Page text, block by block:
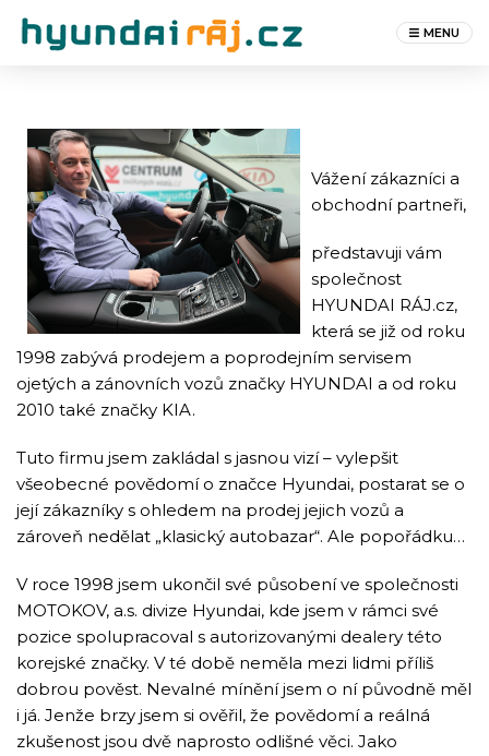
MENU
Vážení zákazníci a
obchodní partneři,
představuji vám
společnost
HYUNDAI RÁJ.cz,
která se již od roku
1998 zabývá prodejem a poprodejním servisem
ojetých a zánovních vozů značky HYUNDAI a od roku
2010 také značky KIA.
Tuto firmu jsem zakládal s jasnou vizí – vylepšit
všeobecné povědomí o značce Hyundai, postarat se o
její zákazníky s ohledem na prodej jejich vozů a
zároveň nedělat „klasický autobazar“. Ale popořádku…
V roce 1998 jsem ukončil své působení ve společnosti
MOTOKOV, a.s. divize Hyundai, kde jsem v rámci své
pozice spolupracoval s autorizovanými dealery této
korejské značky. V té době neměla mezi lidmi příliš
dobrou pověst. Nevalné mínění jsem o ní původně měl
i já. Jenže brzy jsem si ověřil, že povědomí a reálná
zkušenost jsou dvě naprosto odlišné věci. Jako